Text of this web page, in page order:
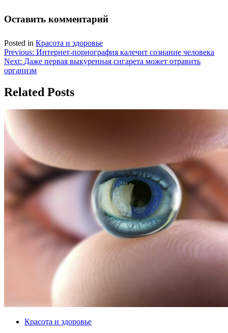
Оставить комментарий
Posted in Красота и здоровье
Навигация
по
Previous: Интернет-порнография калечит сознание человека
Next: Даже первая выкуренная сигарета может отравить
организм
Related Posts
Красота и здоровье